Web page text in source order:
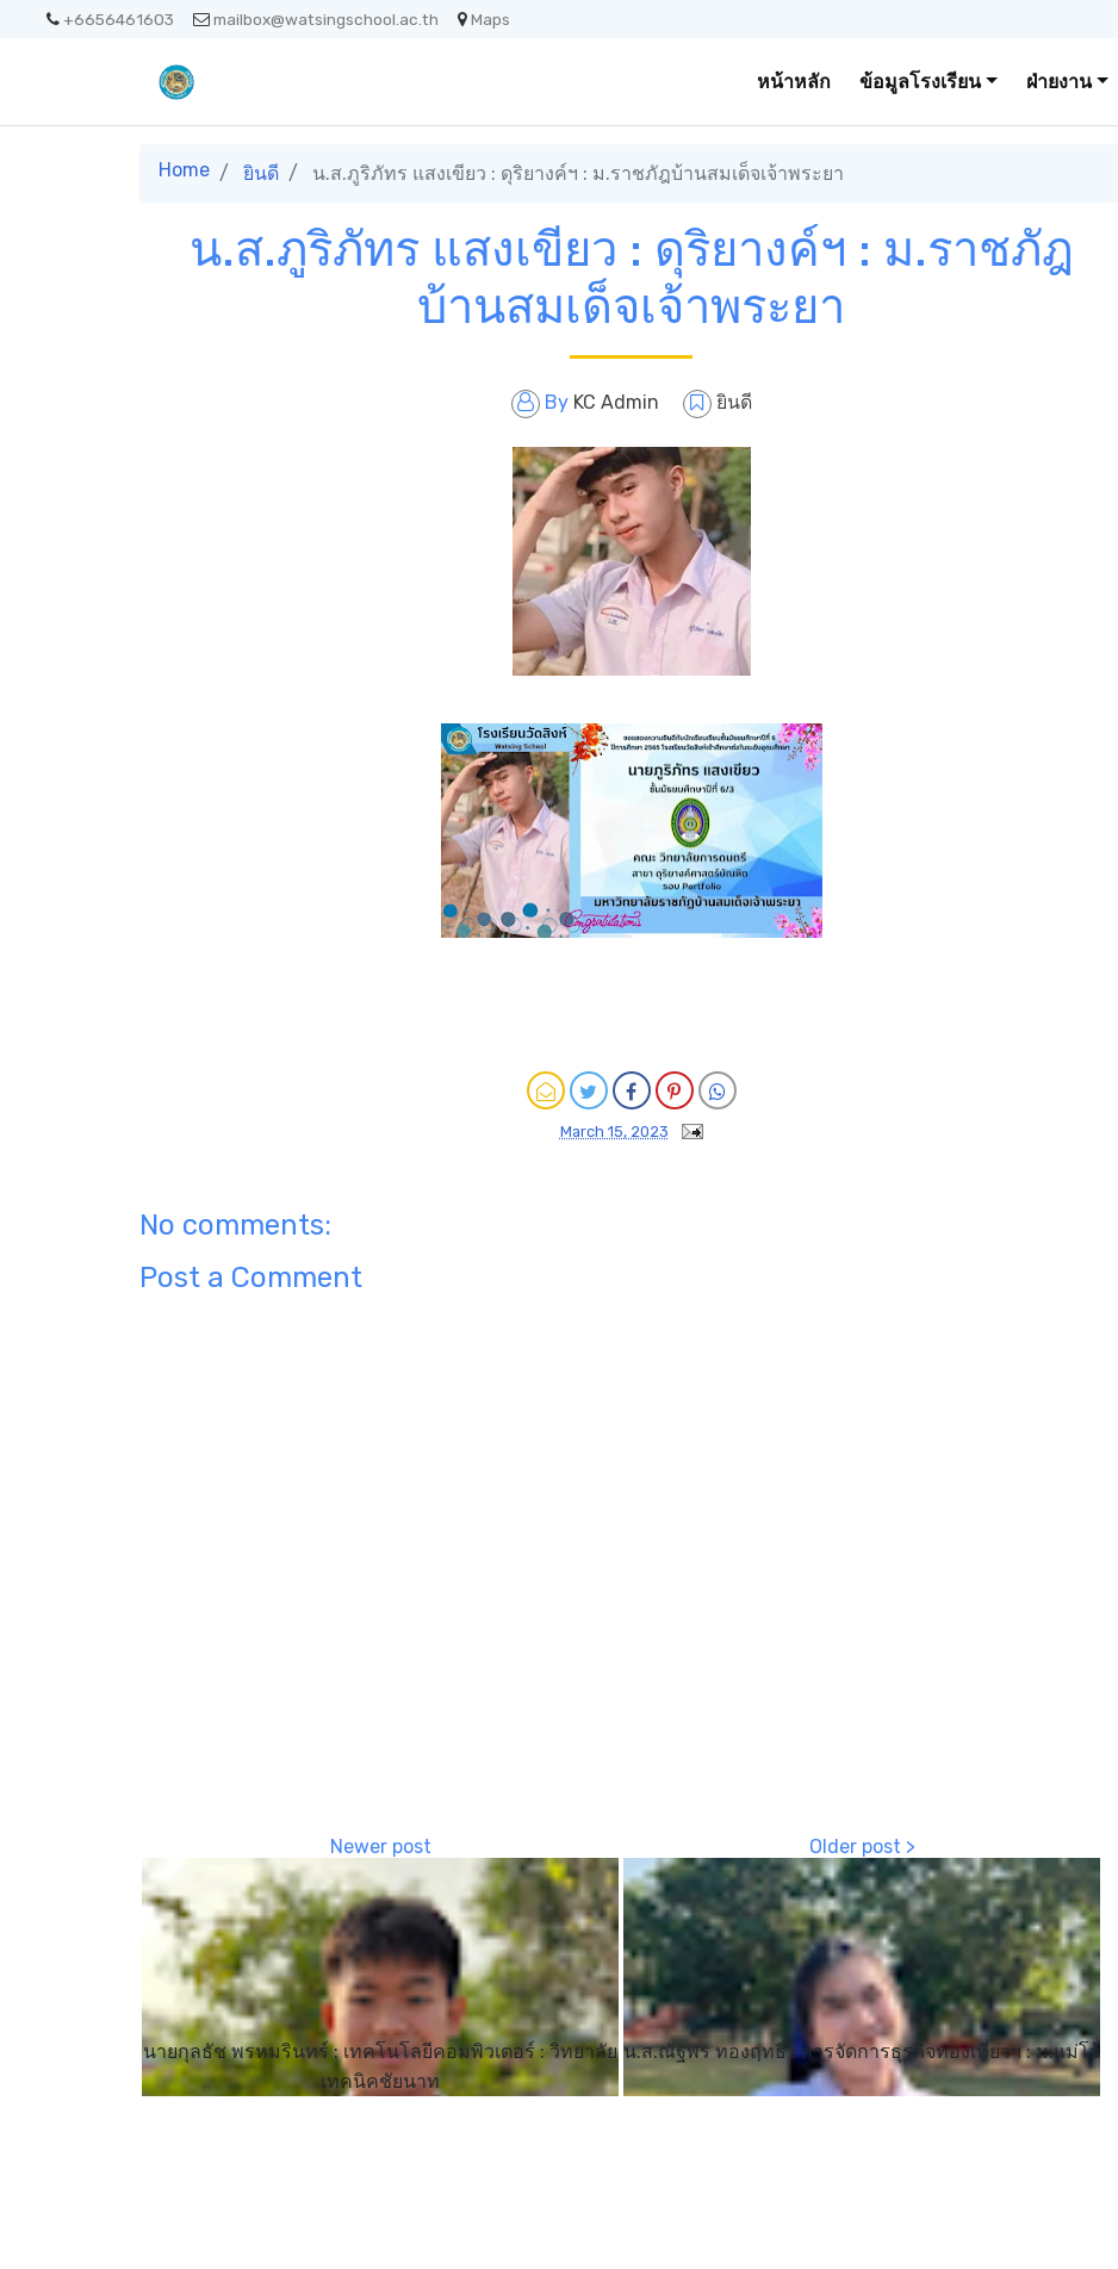
+6656461603 mailbox@watsingschool.ac.th Maps
หน้าหลัก ข้อมูลโรงเรียน ฝ่ายงาน
Home ยินดี น.ส.ภูริภัทร แสงเขียว : ดุริยางค์ฯ : ม.ราชภัฎบ้านสมเด็จเจ้าพระยา
น.ส.ภูริภัทร แสงเขียว : ดุริยางค์ฯ : ม.ราชภัฎ
บ้านสมเด็จเจ้าพระยา
By KC Admin ยินดี
March 15, 2023
No comments:
Post a Comment
นายกุลธัช พรหมรินทร์ : เทคโนโลยีคอมพิวเตอร์ : วิทยาลัย
เทคนิคชัยนาท
น.ส.ณัฐพร ทองฤทธิ์ : การจัดการธุรกิจท่องเที่ยวฯ : ม.แม่โจ้